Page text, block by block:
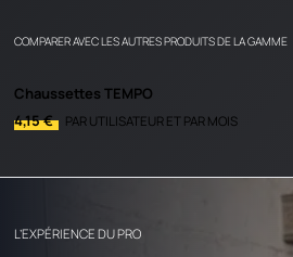
COMPARER AVEC LES AUTRES PRODUITS DE LA GAMME
Chaussettes TEMPO
4,15 €
PAR UTILISATEUR ET PAR MOIS
L’EXPÉRIENCE DU PRO